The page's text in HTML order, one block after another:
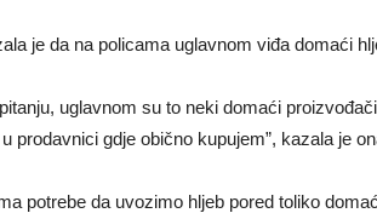
je da na policama uglavnom viđa domaći
uglavnom su to neki domaći
prodavnici gdje obično kupujem”, kazala je
potrebe da uvozimo hljeb pored toliko